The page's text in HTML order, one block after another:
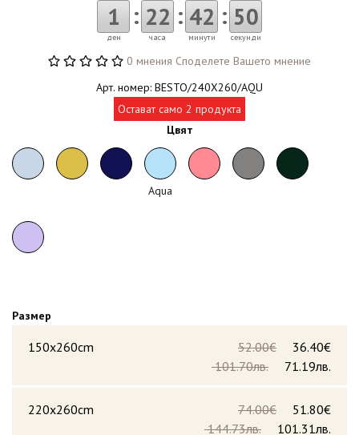
1
ден
: 22
часа
: 42
минути
: 49
секунди
0 мнения Споделете Вашето мнение
Арт. номер: BESTO/240X260/AQU
Остават само 2 продукта
Цвят
Aqua
Размер
150x260cm 36.40€
52.00€
71.19лв.
101.70лв.
220x260cm 51.80€
74.00€
101.31лв.
144.73лв.